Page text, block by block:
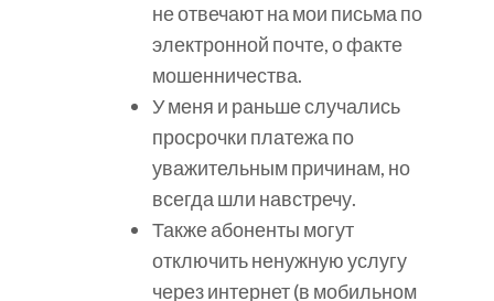
не отвечают на мои письма по
электронной почте, о факте
мошенничества.
У меня и раньше случались
просрочки платежа по
уважительным причинам, но
всегда шли навстречу.
Также абоненты могут
отключить ненужную услугу
через интернет (в мобильном